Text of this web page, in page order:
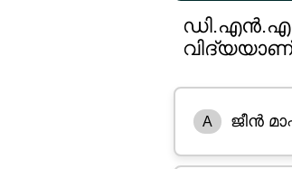
വിദ്യയാണ്
A ജീൻ